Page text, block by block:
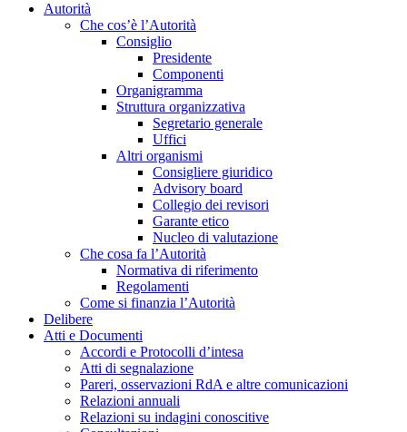
Autorità
Che cos’è l’Autorità
Consiglio
Presidente
Componenti
Organigramma
Struttura organizzativa
Segretario generale
Uffici
Altri organismi
Consigliere giuridico
Advisory board
Collegio dei revisori
Garante etico
Nucleo di valutazione
Che cosa fa l’Autorità
Normativa di riferimento
Regolamenti
Come si finanzia l’Autorità
Delibere
Atti e Documenti
Accordi e Protocolli d’intesa
Atti di segnalazione
Pareri, osservazioni RdA e altre comunicazioni
Relazioni annuali
Relazioni su indagini conoscitive